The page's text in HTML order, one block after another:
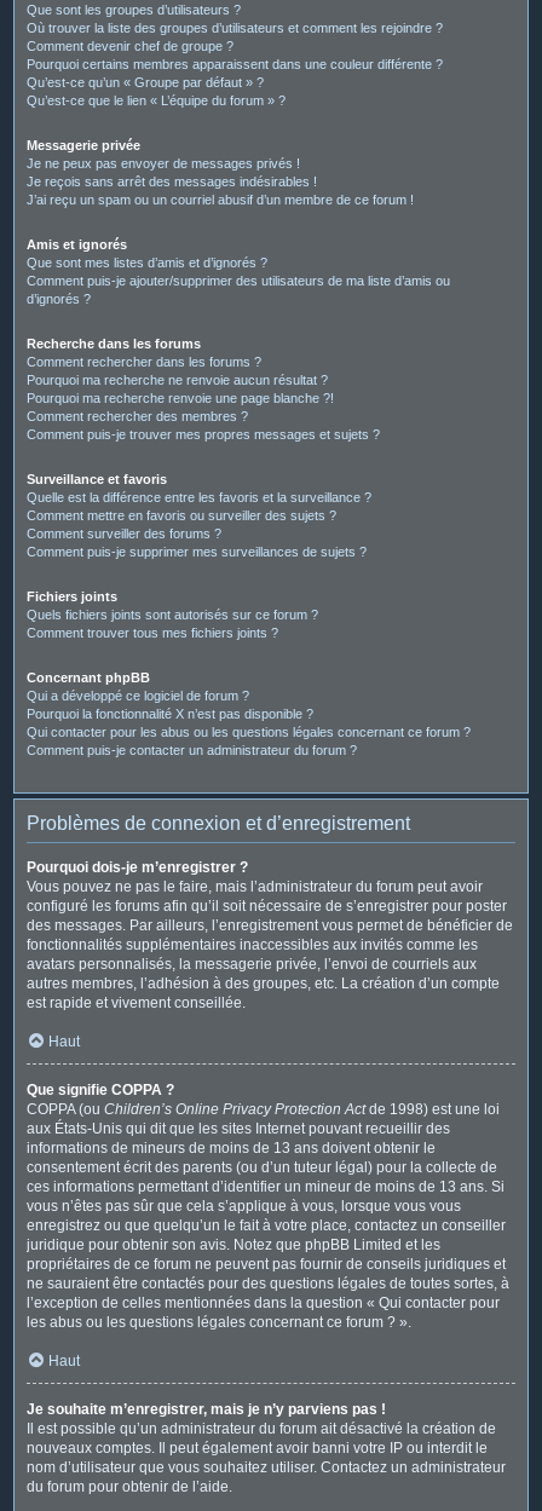
Que sont les groupes d’utilisateurs ?
Où trouver la liste des groupes d’utilisateurs et comment les rejoindre ?
Comment devenir chef de groupe ?
Pourquoi certains membres apparaissent dans une couleur différente ?
Qu’est-ce qu’un « Groupe par défaut » ?
Qu’est-ce que le lien « L’équipe du forum » ?
Messagerie privée
Je ne peux pas envoyer de messages privés !
Je reçois sans arrêt des messages indésirables !
J’ai reçu un spam ou un courriel abusif d’un membre de ce forum !
Amis et ignorés
Que sont mes listes d’amis et d’ignorés ?
Comment puis-je ajouter/supprimer des utilisateurs de ma liste d’amis ou
d’ignorés ?
Recherche dans les forums
Comment rechercher dans les forums ?
Pourquoi ma recherche ne renvoie aucun résultat ?
Pourquoi ma recherche renvoie une page blanche ?!
Comment rechercher des membres ?
Comment puis-je trouver mes propres messages et sujets ?
Surveillance et favoris
Quelle est la différence entre les favoris et la surveillance ?
Comment mettre en favoris ou surveiller des sujets ?
Comment surveiller des forums ?
Comment puis-je supprimer mes surveillances de sujets ?
Fichiers joints
Quels fichiers joints sont autorisés sur ce forum ?
Comment trouver tous mes fichiers joints ?
Concernant phpBB
Qui a développé ce logiciel de forum ?
Pourquoi la fonctionnalité X n’est pas disponible ?
Qui contacter pour les abus ou les questions légales concernant ce forum ?
Comment puis-je contacter un administrateur du forum ?
Problèmes de connexion et d’enregistrement
Pourquoi dois-je m’enregistrer ?
Vous pouvez ne pas le faire, mais l’administrateur du forum peut avoir
configuré les forums afin qu’il soit nécessaire de s’enregistrer pour poster
des messages. Par ailleurs, l’enregistrement vous permet de bénéficier de
fonctionnalités supplémentaires inaccessibles aux invités comme les
avatars personnalisés, la messagerie privée, l’envoi de courriels aux
autres membres, l’adhésion à des groupes, etc. La création d’un compte
est rapide et vivement conseillée.
Haut
Que signifie COPPA ?
COPPA (ou Children’s Online Privacy Protection Actde 1998) est une loi
aux États-Unis qui dit que les sites Internet pouvant recueillir des
informations de mineurs de moins de 13 ans doivent obtenir le
consentement écrit des parents (ou d’un tuteur légal) pour la collecte de
ces informations permettant d’identifier un mineur de moins de 13 ans. Si
vous n’êtes pas sûr que cela s’applique à vous, lorsque vous vous
enregistrez ou que quelqu’un le fait à votre place, contactez un conseiller
juridique pour obtenir son avis. Notez que phpBB Limited et les
propriétaires de ce forum ne peuvent pas fournir de conseils juridiques et
ne sauraient être contactés pour des questions légales de toutes sortes, à
l’exception de celles mentionnées dans la question « Qui contacter pour
les abus ou les questions légales concernant ce forum ? ».
Haut
Je souhaite m’enregistrer, mais je n’y parviens pas !
Il est possible qu’un administrateur du forum ait désactivé la création de
nouveaux comptes. Il peut également avoir banni votre IP ou interdit le
nom d’utilisateur que vous souhaitez utiliser. Contactez un administrateur
du forum pour obtenir de l’aide.